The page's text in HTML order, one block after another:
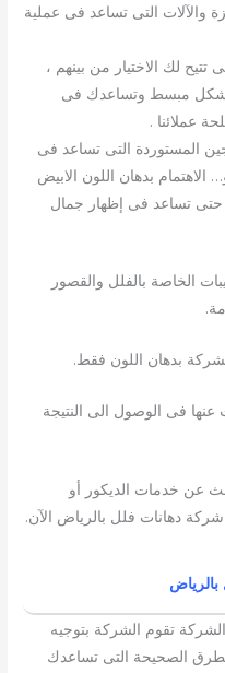
والآلات التى تساعد فى عملية
تتيح لك الاختيار من بينهم ،
بشكل مبسط وتساعدك فى
عملائنا .
المستوردة التى تساعد فى
بدهان اللون الابيض
حتى تساعد فى إظهار جمال
الخاصة بالفلل والقصور
بدهان اللون فقط.
عنها فى الوصول الى النتيجة
عن خدمات الديكور أو
دهانات فلل بالرياض الآن.
تقوم الشركة بتوجيه
الصحيحة التى تساعدك